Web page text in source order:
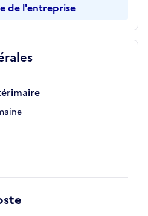
de l'entreprise